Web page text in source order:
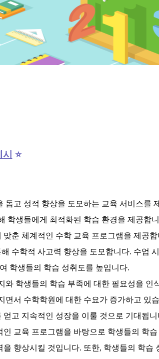
⭐
돕고 성적 향상을 도모하는 교육 서비스를
학생들에게 최적화된 학습 환경을 제공합
춘 체계적인 수학 교육 프로그램을 제공
수학적 사고력 향상을 도모합니다. 수업
학생들의 학습 성취도를 높입니다.
와 학생들의 학습 부족에 대한 필요성을 인
면서 수학학원에 대한 수요가 증가하고 있
고 지속적인 성장을 이룰 것으로 기대됩니
교육 프로그램을 바탕으로 학생들의 학
향상시킬 것입니다. 또한, 학생들의 학습